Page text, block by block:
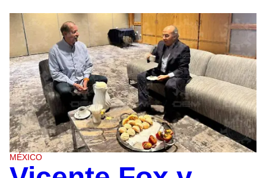
MÉXICO